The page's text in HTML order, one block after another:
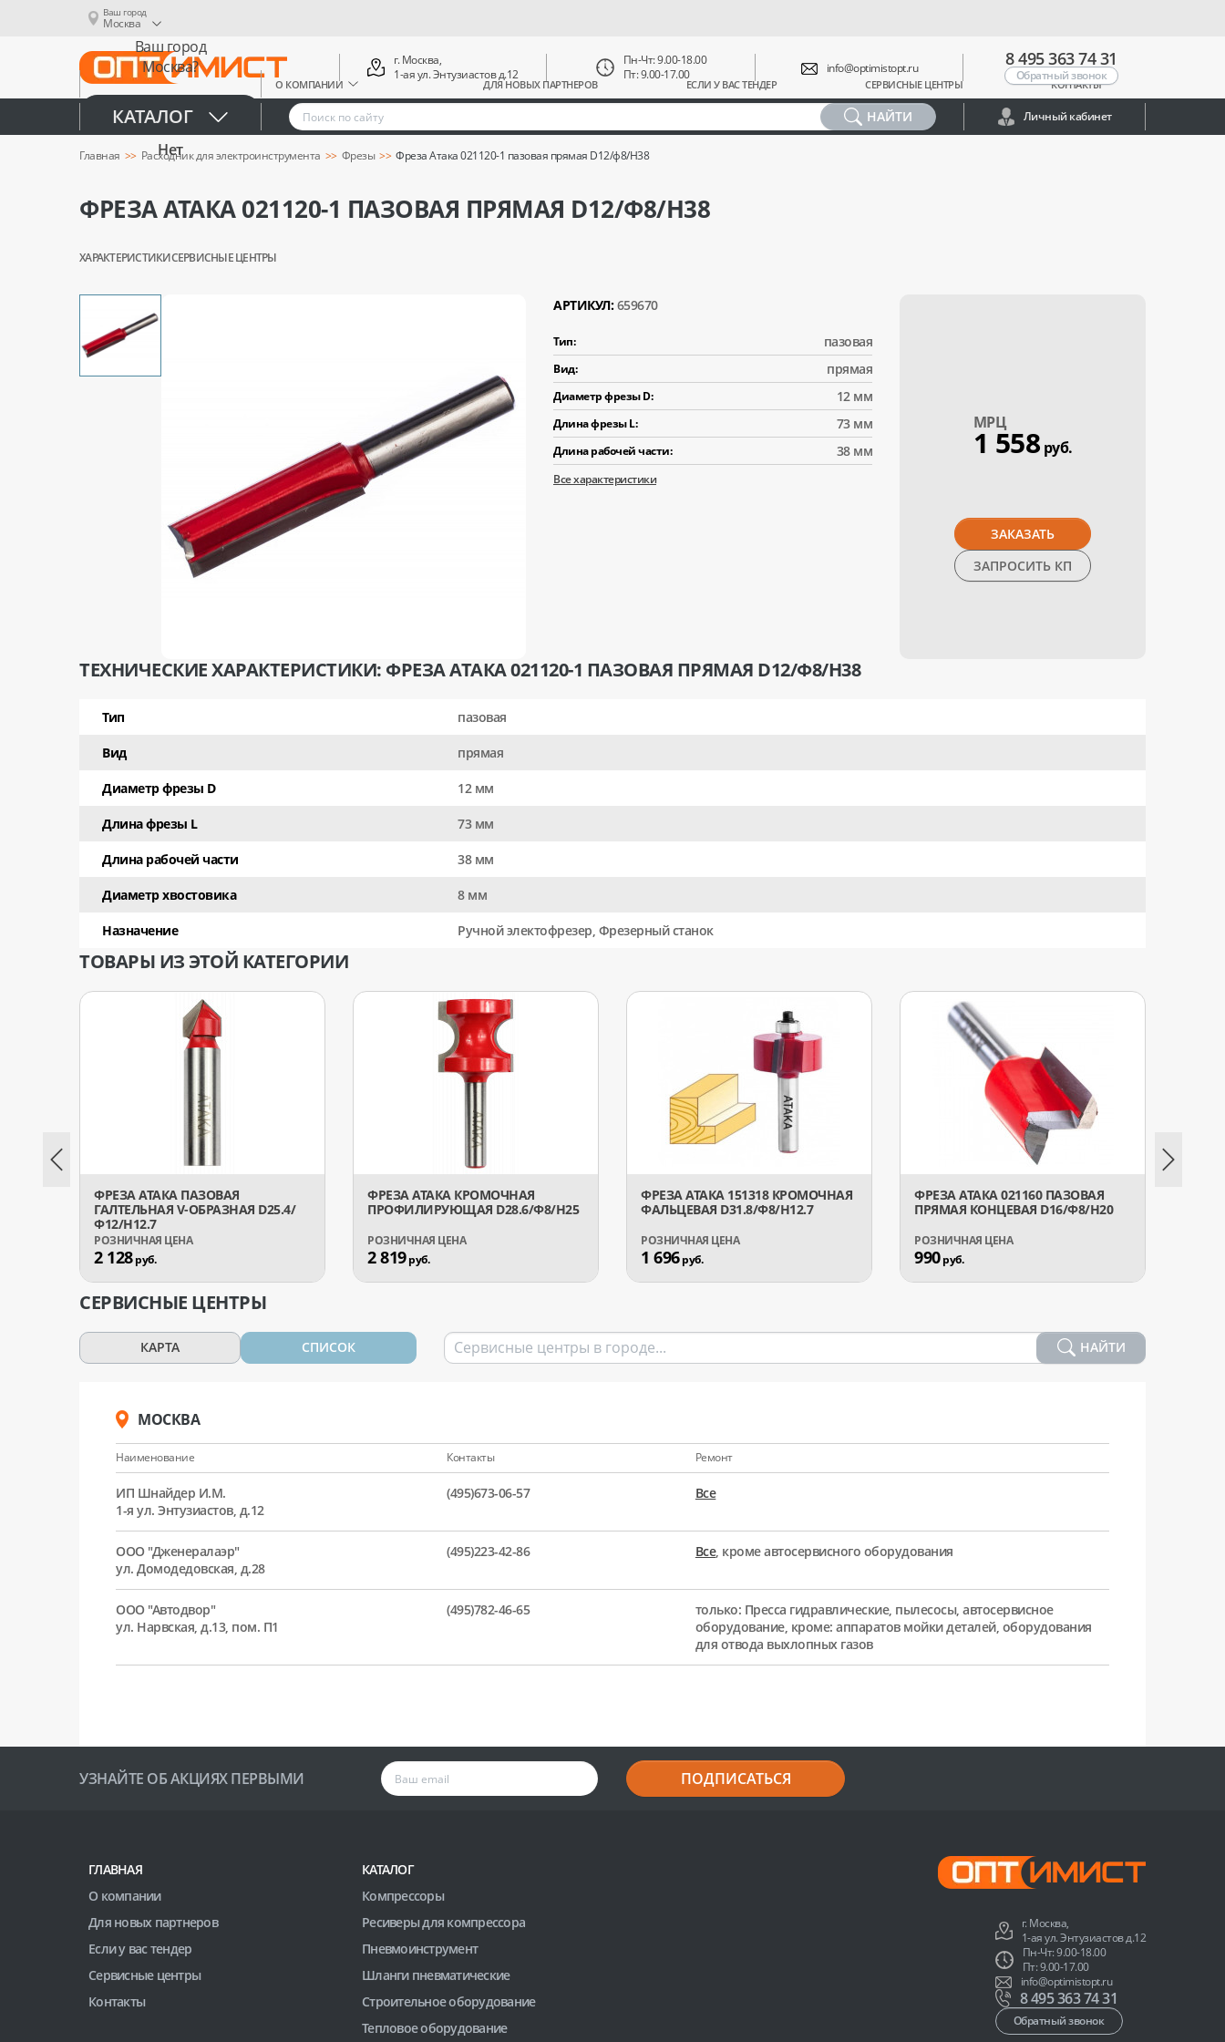
Ваш город
Москва
Ваш город
Москва?
Да
Нет
О КОМПАНИИ ДЛЯ НОВЫХ ПАРТНЕРОВ ЕСЛИ У ВАС ТЕНДЕР СЕРВИСНЫЕ ЦЕНТРЫ КОНТАКТЫ
г. Москва,
1-ая ул. Энтузиастов д.12
Пн-Чт: 9.00-18.00
Пт: 9.00-17.00
info@optimistopt.ru 8 495 363 74 31
Обратный звонок
КАТАЛОГ НАЙТИ Личный кабинет
Главная Расходник для электроинструмента Фрезы Фреза Атака 021120-1 пазовая прямая D12/ф8/H38
ФРЕЗА АТАКА 021120-1 ПАЗОВАЯ ПРЯМАЯ D12/Ф8/H38
ХАРАКТЕРИСТИКИСЕРВИСНЫЕ ЦЕНТРЫ
АРТИКУЛ: 659670
Тип: пазовая
Вид: прямая
Диаметр фрезы D: 12 мм
Длина фрезы L: 73 мм
Длина рабочей части: 38 мм
Все характеристики
МPЦ
1 558 руб.
ЗАКАЗАТЬ
ЗАПРОСИТЬ КП
ТЕХНИЧЕСКИЕ ХАРАКТЕРИСТИКИ: ФРЕЗА АТАКА 021120-1 ПАЗОВАЯ ПРЯМАЯ D12/Ф8/H38
Тип пазовая
Вид прямая
Диаметр фрезы D 12 мм
Длина фрезы L 73 мм
Длина рабочей части 38 мм
Диаметр хвостовика 8 мм
Назначение Ручной электофрезер, Фрезерный станок
ТОВАРЫ ИЗ ЭТОЙ КАТЕГОРИИ
ФРЕЗА АТАКА ПАЗОВАЯ
ГАЛТЕЛЬНАЯ V-ОБРАЗНАЯ D25.4/
Ф12/H12.7
2 128руб.
ФРЕЗА АТАКА КРОМОЧНАЯ
ПРОФИЛИРУЮЩАЯ D28.6/Ф8/H25
2 819руб.
ФРЕЗА АТАКА 151318 КРОМОЧНАЯ
ФАЛЬЦЕВАЯ D31.8/Ф8/H12.7
1 696руб.
ФРЕЗА АТАКА 021160 ПАЗОВАЯ
ПРЯМАЯ КОНЦЕВАЯ D16/Ф8/H20
990руб.
СЕРВИСНЫЕ ЦЕНТРЫ
КАРТА СПИСОК НАЙТИ
МОСКВА
Наименование Контакты Ремонт
ИП Шнайдер И.М.
1-я ул. Энтузиастов, д.12
(495)673-06-57 Все
ООО "Дженералаэр"
ул. Домодедовская, д.28
(495)223-42-86 Все, кроме автосервисного оборудования
ООО "Автодвор"
ул. Нарвская, д.13, пом. П1
(495)782-46-65
только: Пресса гидравлические, пылесосы, автосервисное
оборудование, кроме: аппаратов мойки деталей, оборудования
для отвода выхлопных газов
УЗНАЙТЕ ОБ АКЦИЯХ ПЕРВЫМИ ПОДПИСАТЬСЯ
ГЛАВНАЯ
О компании
Для новых партнеров
Если у вас тендер
Сервисные центры
Контакты
КАТАЛОГ
Компрессоры
Ресиверы для компрессора
Пневмоинструмент
Шланги пневматические
Строительное оборудование
Тепловое оборудование
г. Москва,
1-ая ул. Энтузиастов д.12
Пн-Чт: 9.00-18.00
Пт: 9.00-17.00
info@optimistopt.ru
8 495 363 74 31
Обратный звонок